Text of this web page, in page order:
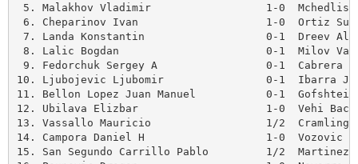
5. Malakhov Vladimir                  1-0
6. Cheparinov Ivan                    1-0  Ortiz
7. Landa Konstantin                   0-1  Dreev
8. Lalic Bogdan                       0-1  Milov
9. Fedorchuk Sergey A                 0-1  Cabrera
10. Ljubojevic Ljubomir                0-1  Ibarra
11. Bellon Lopez Juan Manuel           0-1  Gofshtein
12. Ubilava Elizbar                    1-0  Vehi Bach
13. Vassallo Mauricio                  1/2  Cramling
14. Campora Daniel H                   1-0  Vozovic
15. San Segundo Carrillo Pablo         1/2  Martinez